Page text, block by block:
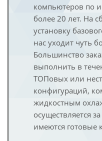
компьютеров по
более 20 лет. На
установку
нас уходит чуть
Большинство
выполнить в
ТОПовых или
конфигураций,
жидкостным
осуществляется
имеются готовые